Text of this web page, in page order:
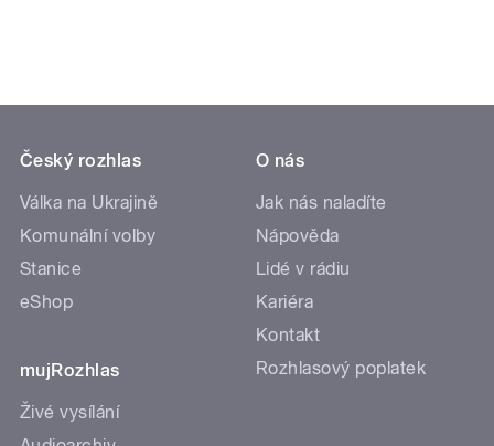
Český rozhlas
Válka na Ukrajině
Komunální volby
Stanice
eShop
mujRozhlas
Živé vysílání
O nás
Jak nás naladíte
Nápověda
Lidé v rádiu
Kariéra
Kontakt
Rozhlasový poplatek